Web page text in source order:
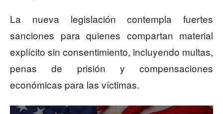
La nueva legislación contempla fuertes
sanciones para quienes compartan material
explícito sin consentimiento, incluyendo multas,
penas de prisión y compensaciones
económicas para las víctimas.